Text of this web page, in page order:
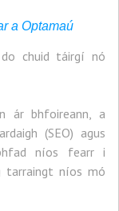
a Optamaú
chuid táirgí nó
ár bhfoireann, a
(SEO) agus
níos fearr i
tarraingt níos mó